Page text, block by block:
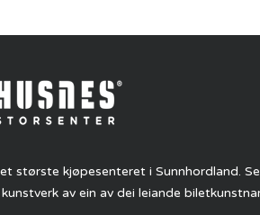
største kjøpesenteret i Sunnhordland.
av ein av dei leiande